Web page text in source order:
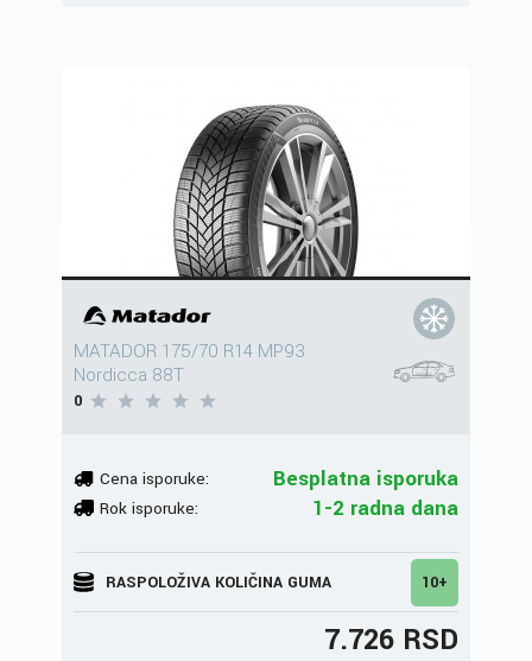
MATADOR 175/70 R14 MP93
Nordicca 88T
0
Cena isporuke: Besplatna isporuka
Rok isporuke: 1-2 radna dana
RASPOLOŽIVA KOLIČINA GUMA 10+
7.726 RSD